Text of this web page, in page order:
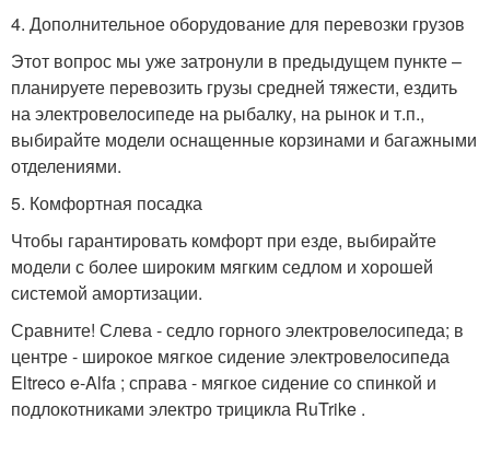
4. Дополнительное оборудование для перевозки грузов
Этот вопрос мы уже затронули в предыдущем пункте –
планируете перевозить грузы средней тяжести, ездить
на электровелосипеде на рыбалку, на рынок и т.п.,
выбирайте модели оснащенные корзинами и багажными
отделениями.
5. Комфортная посадка
Чтобы гарантировать комфорт при езде, выбирайте
модели с более широким мягким седлом и хорошей
системой амортизации.
Сравните! Слева - седло горного электровелосипеда; в
центре - широкое мягкое сидение электровелосипеда
Eltreco e-Alfa ; справа - мягкое сидение со спинкой и
подлокотниками электро трицикла RuTrike .